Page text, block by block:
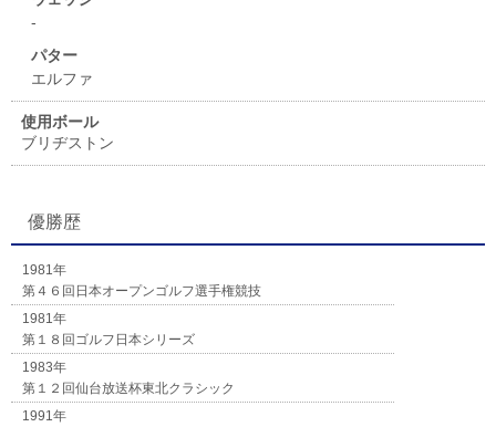
-
パター
エルファ
使用ボール
ブリヂストン
優勝歴
1981年
第４６回日本オープンゴルフ選手権競技
1981年
第１８回ゴルフ日本シリーズ
1983年
第１２回仙台放送杯東北クラシック
1991年